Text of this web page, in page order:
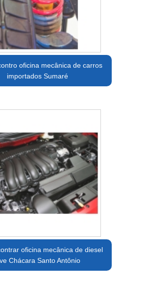
oficina mecânica de carros
importados Sumaré
oficina mecânica de diesel
Chácara Santo Antônio